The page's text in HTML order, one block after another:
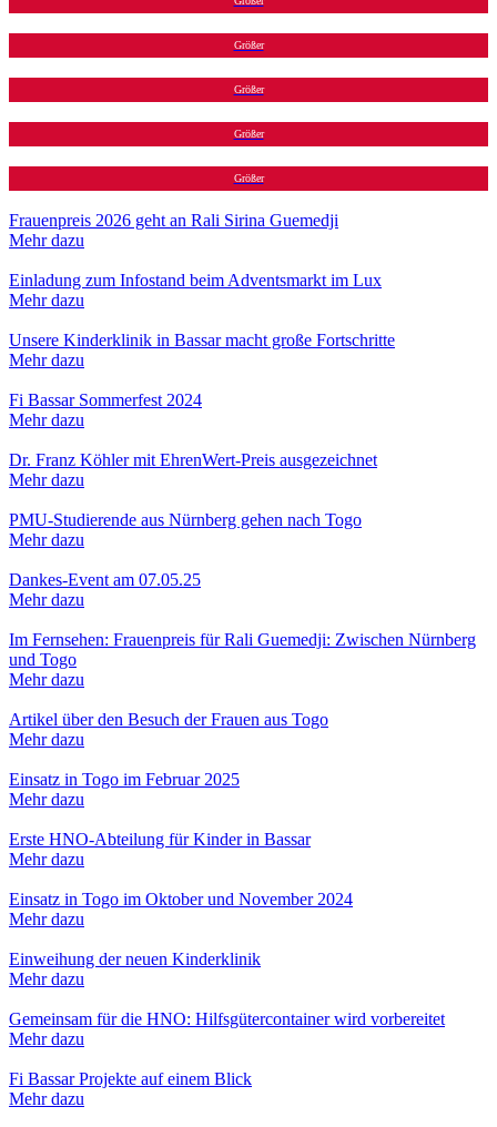
Größer
Größer
Größer
Größer
Frauenpreis 2026 geht an Rali Sirina Guemedji
Mehr dazu
Einladung zum Infostand beim Adventsmarkt im Lux
Mehr dazu
Unsere Kinderklinik in Bassar macht große Fortschritte
Mehr dazu
Fi Bassar Sommerfest 2024
Mehr dazu
Dr. Franz Köhler mit EhrenWert-Preis ausgezeichnet
Mehr dazu
PMU-Studierende aus Nürnberg gehen nach Togo
Mehr dazu
Dankes-Event am 07.05.25
Mehr dazu
Im Fernsehen: Frauenpreis für Rali Guemedji: Zwischen Nürnberg
und Togo
Mehr dazu
Artikel über den Besuch der Frauen aus Togo
Mehr dazu
Einsatz in Togo im Februar 2025
Mehr dazu
Erste HNO-Abteilung für Kinder in Bassar
Mehr dazu
Einsatz in Togo im Oktober und November 2024
Mehr dazu
Einweihung der neuen Kinderklinik
Mehr dazu
Gemeinsam für die HNO: Hilfsgütercontainer wird vorbereitet
Mehr dazu
Fi Bassar Projekte auf einem Blick
Mehr dazu